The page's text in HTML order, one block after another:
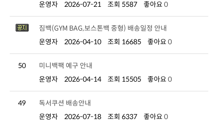
운영자
2026-07-21 조회 5587 좋아요 0
짐백(GYM BAG,보스톤백 중형) 배송일정 안내
운영자
2026-04-10 조회 16685 좋아요 0
50
미니백팩 예구 안내
운영자
2026-04-14 조회 15505 좋아요 0
49
독서쿠션 배송안내
운영자
2026-07-18 조회 6337 좋아요 0